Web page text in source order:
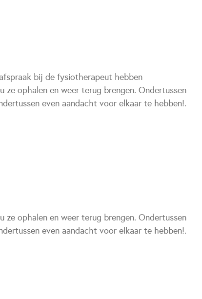
bij de fysiotherapeut hebben
ophalen en weer terug brengen. Ondertussen
even aandacht voor elkaar te hebben!.
ophalen en weer terug brengen. Ondertussen
even aandacht voor elkaar te hebben!.